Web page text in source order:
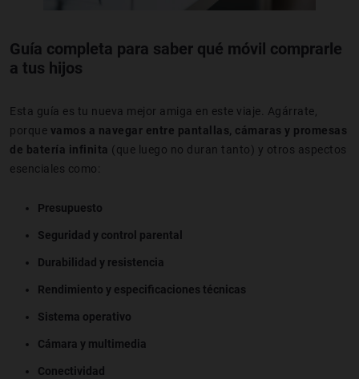
Guía completa para saber qué móvil comprarle
a tus hijos
Esta guía es tu nueva mejor amiga en este viaje. Agárrate,
porque vamos a navegar entre pantallas, cámaras y promesas
de batería infinita (que luego no duran tanto) y otros aspectos
esenciales como:
Presupuesto
Seguridad y control parental
Durabilidad y resistencia
Rendimiento y especificaciones técnicas
Sistema operativo
Cámara y multimedia
Conectividad